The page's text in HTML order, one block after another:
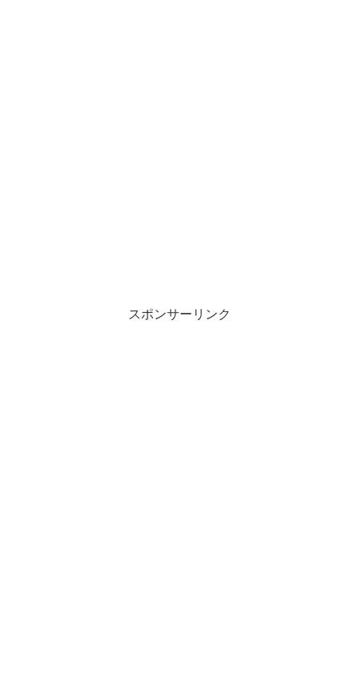
スポンサーリンク